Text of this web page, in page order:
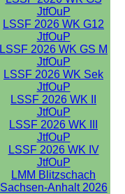
JtfOuP
LSSF 2026 WK G12
JtfOuP
LSSF 2026 WK GS M
JtfOuP
LSSF 2026 WK Sek
JtfOuP
LSSF 2026 WK II
JtfOuP
LSSF 2026 WK III
JtfOuP
LSSF 2026 WK IV
JtfOuP
LMM Blitzschach
Sachsen-Anhalt 2026